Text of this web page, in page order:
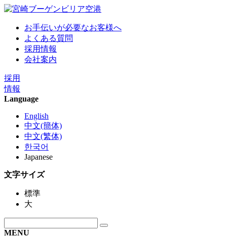
お手伝いが必要なお客様へ
よくある質問
採用情報
会社案内
採用
情報
Language
English
中文(簡体)
中文(繁体)
한국어
Japanese
文字サイズ
標準
大
MENU